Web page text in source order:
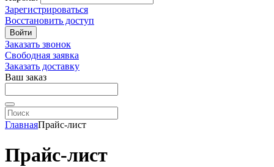
Зарегистрироваться
Восстановить доступ
Войти
Заказать звонок
Свободная заявка
Заказать доставку
Ваш заказ
ГлавнаяПрайс-лист
Прайс-лист